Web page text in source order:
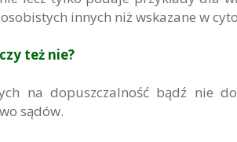
innych niż wskazane w
też nie?
na dopuszczalność bądź nie
sądów.